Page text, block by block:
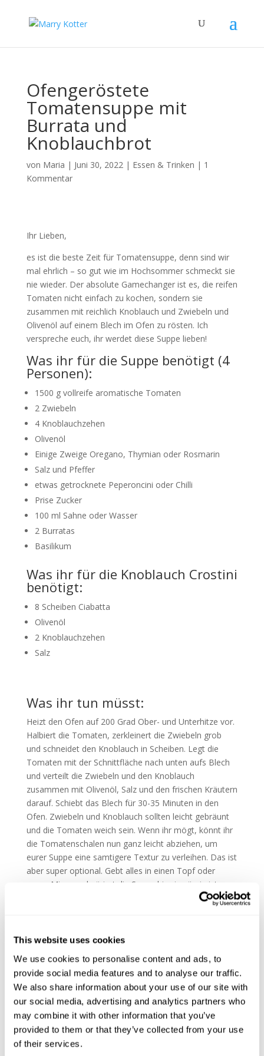
This website uses cookies
We use cookies to personalise content and ads, to
provide social media features and to analyse our traffic.
We also share information about your use of our site with
our social media, advertising and analytics partners who
may combine it with other information that you’ve
provided to them or that they’ve collected from your use
of their services.
Ofengeröstete
Tomatensuppe mit
Burrata und
Knoblauchbrot
von Maria | Juni 30, 2022| Essen & Trinken | 1
Kommentar
Ihr Lieben,
es ist die beste Zeit für Tomatensuppe, denn sind wir
mal ehrlich – so gut wie im Hochsommer schmeckt sie
nie wieder. Der absolute Gamechanger ist es, die reifen
Tomaten nicht einfach zu kochen, sondern sie
zusammen mit reichlich Knoblauch und Zwiebeln und
Olivenöl auf einem Blech im Ofen zu rösten. Ich
verspreche euch, ihr werdet diese Suppe lieben!
Was ihr für die Suppe benötigt (4
Personen):
1500 g vollreife aromatische Tomaten
2 Zwiebeln
4 Knoblauchzehen
Olivenöl
Einige Zweige Oregano, Thymian oder Rosmarin
Salz und Pfeffer
etwas getrocknete Peperoncini oder Chilli
Prise Zucker
100 ml Sahne oder Wasser
2 Burratas
Basilikum
Was ihr für die Knoblauch Crostini
benötigt:
8 Scheiben Ciabatta
Olivenöl
2 Knoblauchzehen
Salz
Was ihr tun müsst:
Heizt den Ofen auf 200 Grad Ober- und Unterhitze vor.
Halbiert die Tomaten, zerkleinert die Zwiebeln grob
und schneidet den Knoblauch in Scheiben. Legt die
Tomaten mit der Schnittfläche nach unten aufs Blech
und verteilt die Zwiebeln und den Knoblauch
zusammen mit Olivenöl, Salz und den frischen Kräutern
darauf. Schiebt das Blech für 30-35 Minuten in den
Ofen. Zwiebeln und Knoblauch sollten leicht gebräunt
und die Tomaten weich sein. Wenn ihr mögt, könnt ihr
die Tomatenschalen nun ganz leicht abziehen, um
eurer Suppe eine samtigere Textur zu verleihen. Das ist
aber super optional. Gebt alles in einen Topf oder
euren Mixer und püriert die Suppe bis sie sämig ist.
Würzt mit Salz, Pfeffer und Pepperoncini und gebt eine
kleinen Schluck Wasser hinzugeben.
Für die Knoblauchbrote erhitzt ihr etwas Olivenöl in
einer Pfanne, schneidet die Knoblauchzehen in
Scheiben und gebt sie zusammen mit dem Brot in die
Pfanne. Bratet die Scheiben nacheinander von beiden
Seiten goldbraun an und würzt sie mit etwas Salz.
Verteilt die Suppe auf tiefen Tellern, zerrupft die